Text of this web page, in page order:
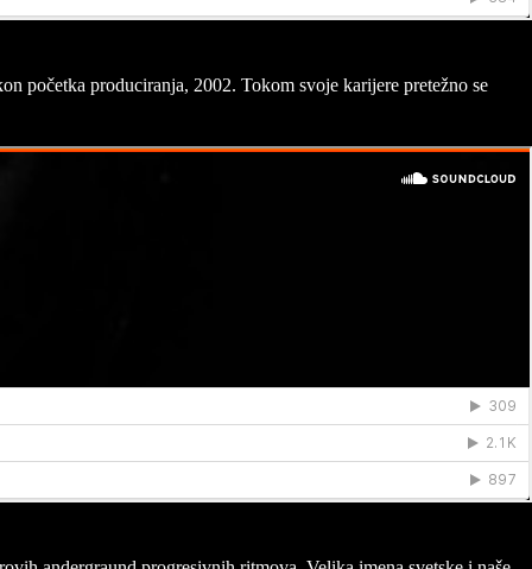
početka produciranja, 2002. Tokom svoje karijere pretežno se